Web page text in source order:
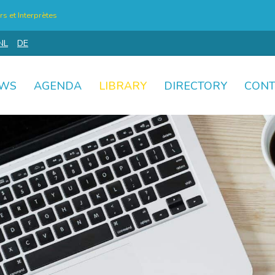
et Interprètes
DE
AGENDA LIBRARY DIRECTORY